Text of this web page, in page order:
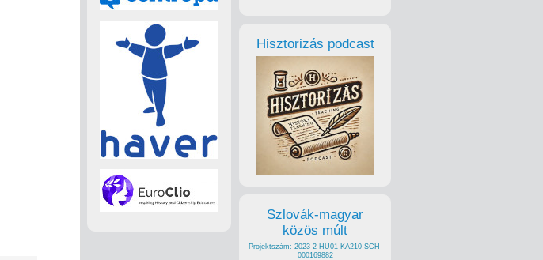
Hisztorizás podcast
Szlovák-magyar
közös múlt
Projektszám: 2023-2-HU01-KA210-SCH-
000169882